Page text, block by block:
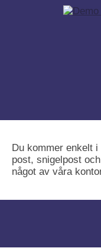
Du kommer enkelt
post, snigelpost
något av våra